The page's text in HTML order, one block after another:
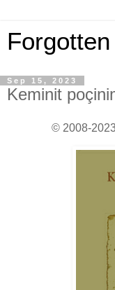
Sep 15, 2023
Keminit
© 2008-